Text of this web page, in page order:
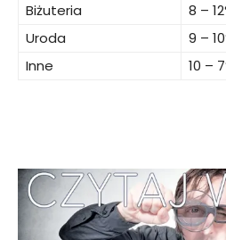
Biżuteria 8 –
Uroda
9 –
Inne
10 –